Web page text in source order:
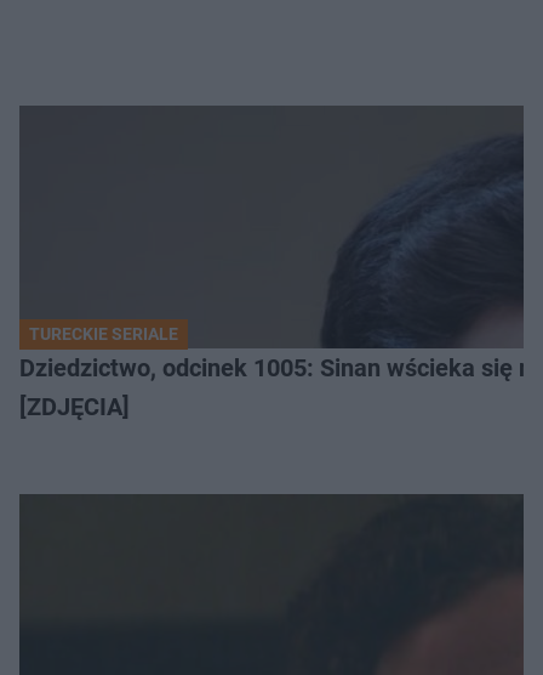
TURECKIE SERIALE
Dziedzictwo, odcinek 1005: Sinan wścieka się
[ZDJĘCIA]